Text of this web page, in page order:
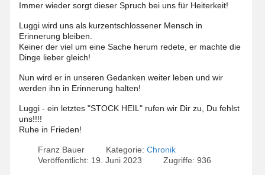
Immer wieder sorgt dieser Spruch bei uns für Heiterkeit!
Luggi wird uns als kurzentschlossener Mensch in
Erinnerung bleiben.
Keiner der viel um eine Sache herum redete, er machte die
Dinge lieber gleich!
Nun wird er in unseren Gedanken weiter leben und wir
werden ihn in Erinnerung halten!
Luggi - ein letztes "STOCK HEIL" rufen wir Dir zu, Du fehlst
uns!!!!
Ruhe in Frieden!
Franz Bauer Kategorie: Chronik
Veröffentlicht: 19. Juni 2023
Zugriffe: 936